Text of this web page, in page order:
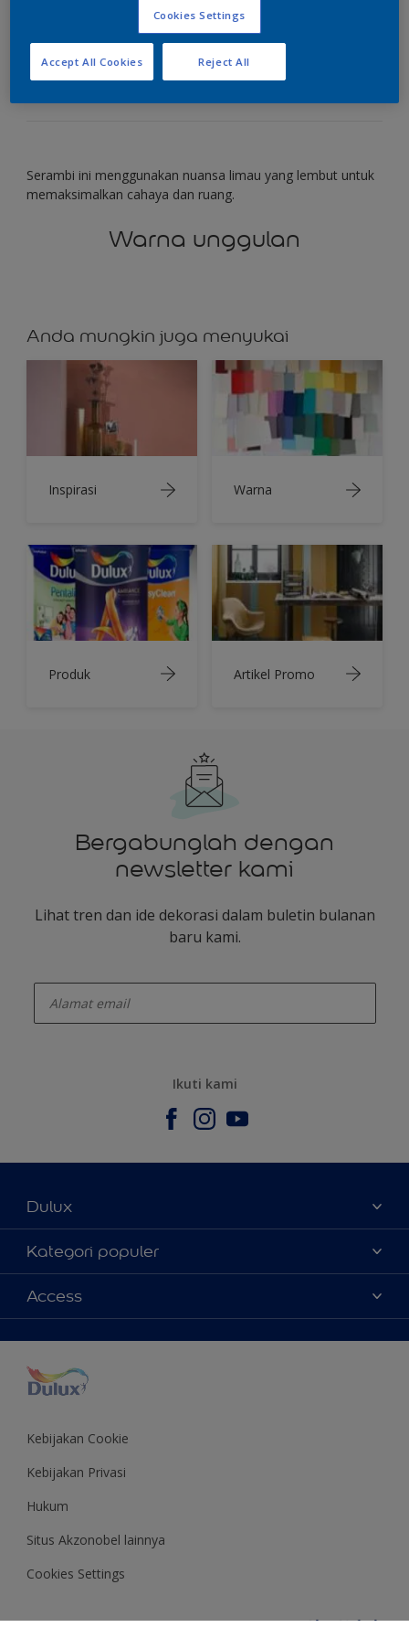
Gunakan hijau limau yang pucat untuk
meningkatkan cahaya alami.
Serambi ini menggunakan nuansa limau yang lembut untuk
memaksimalkan cahaya dan ruang.
Warna unggulan
Anda mungkin juga menyukai
Inspirasi Warna
Produk Artikel Promo
Bergabunglah dengan
newsletter kami
Lihat tren dan ide dekorasi dalam buletin bulanan
baru kami.
Ikuti kami
Dulux
Tentang Kami
Contact us
Temukan toko
Kategori populer
Warna
Produk
Inspirasi
Saran Mendekorasi
Colour of the Year
Access
Kebijakan Cookie
Kebijakan Privasi
Hukum
Situs Akzonobel lainnya
Cookies Settings
Copyright © 2020 AkzoNobel Paints 2026
Cookies Settings
Reject All
Accept All Cookies